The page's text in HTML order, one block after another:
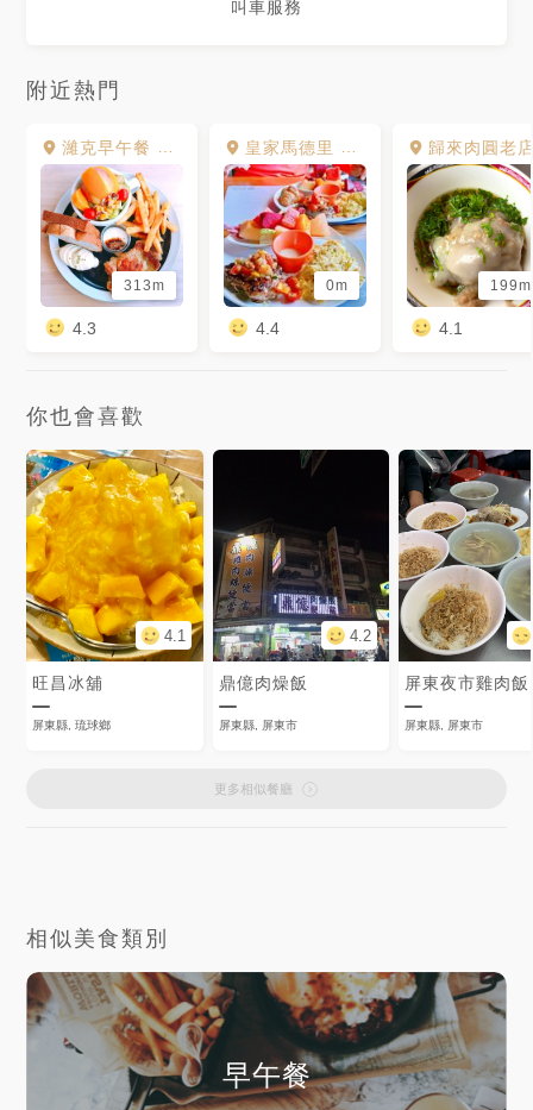
叫車服務
附近熱門
濰克早午餐 民生店
313m
4.3
皇家馬德里 Royal Madrid
0m
4.4
歸來肉圓老
199m
4.1
你也會喜歡
4.1
旺昌冰舖
屏東縣, 琉球鄉
4.2
鼎億肉燥飯
屏東縣, 屏東市
屏東夜市雞肉飯
屏東縣, 屏東市
更多相似餐廳
相似美食類別
早午餐